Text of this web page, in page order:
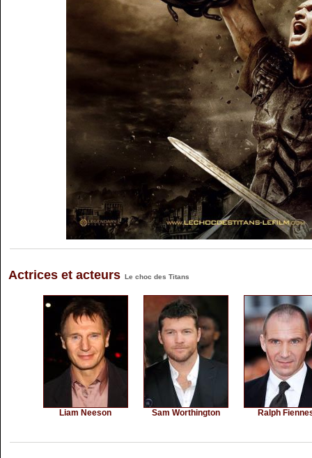
Actrices et acteurs Le choc des Titans
Liam Neeson Sam Worthington Ralph